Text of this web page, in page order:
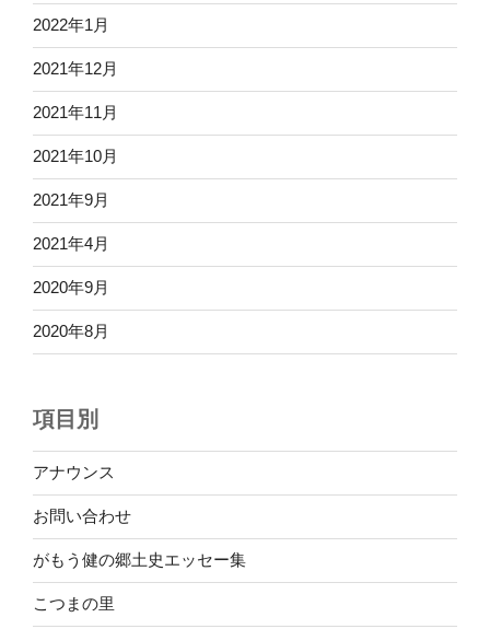
2022年1月
2021年12月
2021年11月
2021年10月
2021年9月
2021年4月
2020年9月
2020年8月
項目別
アナウンス
お問い合わせ
がもう健の郷土史エッセー集
こつまの里